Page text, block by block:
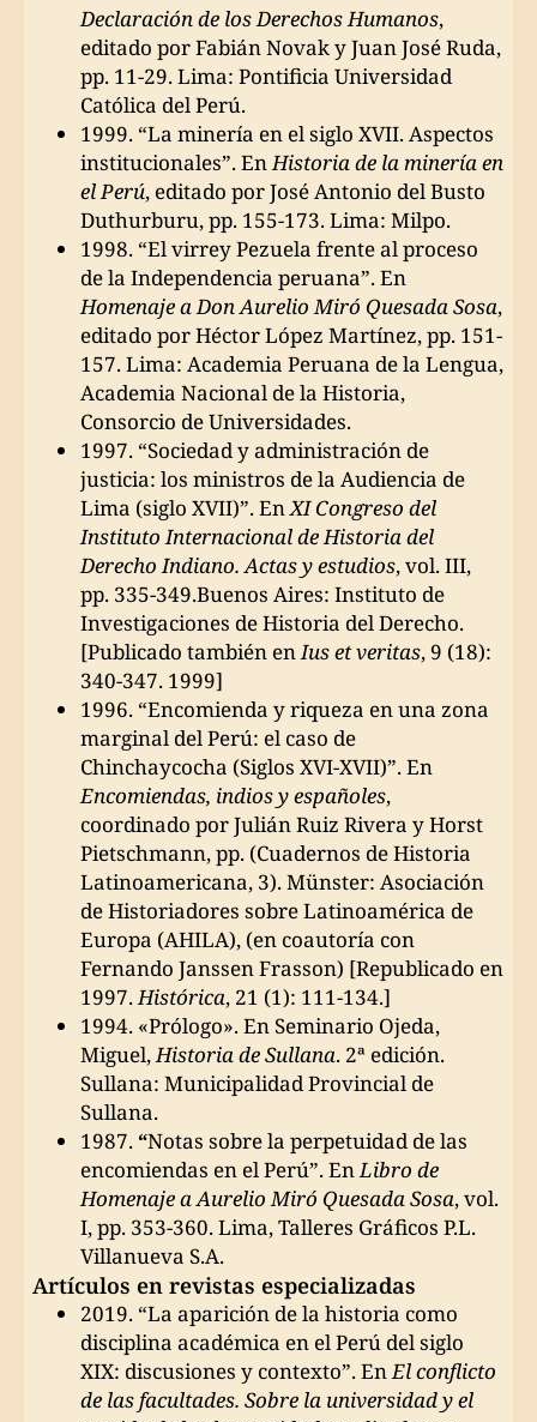
Declaración de los Derechos Humanos,
editado por Fabián Novak y Juan José Ruda,
pp. 11-29. Lima: Pontificia Universidad
Católica del Perú.
1999. “La minería en el siglo XVII. Aspectos
institucionales”. EnHistoria de la minería en
el Perú, editado por José Antonio del Busto
Duthurburu, pp. 155-173. Lima: Milpo.
1998. “El virrey Pezuela frente al proceso
de la Independencia peruana”. En
Homenaje a Don Aurelio Miró Quesada Sosa,
editado por Héctor López Martínez, pp. 151-
157. Lima: Academia Peruana de la Lengua,
Academia Nacional de la Historia,
Consorcio de Universidades.
1997. “Sociedad y administración de
justicia: los ministros de la Audiencia de
Lima (siglo XVII)”. EnXI Congreso del
Instituto Internacional de Historia del
Derecho Indiano. Actas y estudios, vol. III,
pp. 335-349.Buenos Aires: Instituto de
Investigaciones de Historia del Derecho.
[Publicado también enIus et veritas, 9 (18):
340-347. 1999]
1996. “Encomienda y riqueza en una zona
marginal del Perú: el caso de
Chinchaycocha (Siglos XVI-XVII)”. En
Encomiendas, indios y españoles,
coordinado por Julián Ruiz Rivera y Horst
Pietschmann, pp. (Cuadernos de Historia
Latinoamericana, 3). Münster: Asociación
de Historiadores sobre Latinoamérica de
Europa (AHILA), (en coautoría con
Fernando Janssen Frasson) [Republicado en
1997.Histórica, 21 (1): 111-134.]
1994. «Prólogo». En Seminario Ojeda,
Miguel,Historia de Sullana. 2ª edición.
Sullana: Municipalidad Provincial de
Sullana.
1987. “Notas sobre la perpetuidad de las
encomiendas en el Perú”. EnLibro de
Homenaje a Aurelio Miró Quesada Sosa, vol.
I, pp. 353-360. Lima, Talleres Gráficos P.L.
Villanueva S.A.
Artículos en revistas especializadas
2019. “La aparición de la historia como
disciplina académica en el Perú del siglo
XIX: discusiones y contexto”. EnEl conflicto
de las facultades. Sobre la universidad y el